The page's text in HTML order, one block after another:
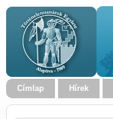
Címlap Hírek